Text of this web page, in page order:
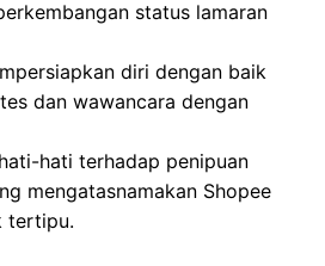
status lamaran
diri dengan baik
dan wawancara dengan
hati terhadap penipuan
mengatasnamakan Shopee
tertipu.